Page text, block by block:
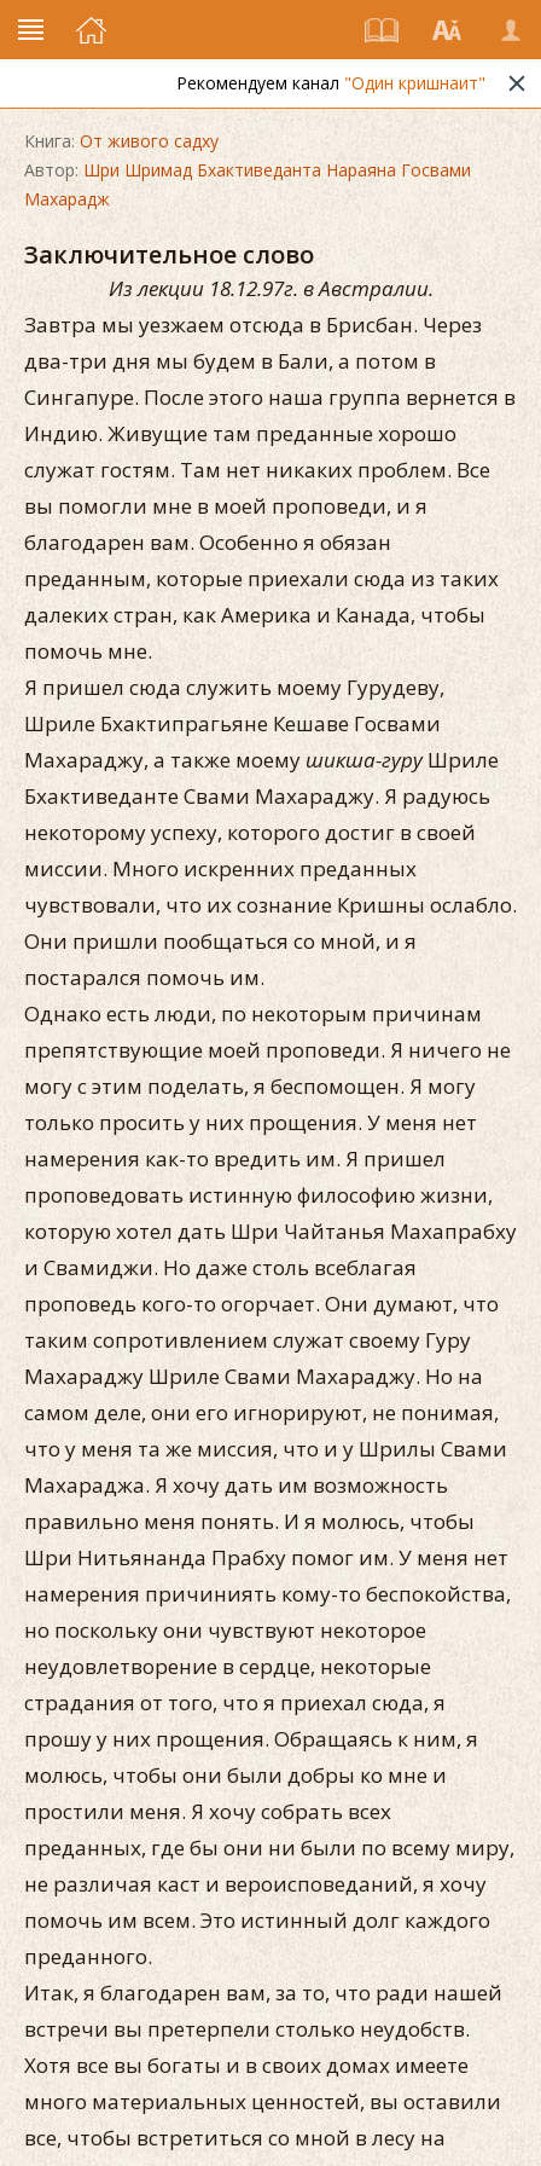
Рекомендуем канал"Один кришнаит"
Книга: От живого садху
Автор: Шри Шримад Бхактиведанта Нараяна Госвами
Махарадж
Заключительное слово
Из лекции 18.12.97г. в Австралии.
Завтра мы уезжаем отсюда в Брисбан. Через
два-три дня мы будем в Бали, а потом в
Сингапуре. После этого наша группа вернется в
Индию. Живущие там преданные хорошо
служат гостям. Там нет никаких проблем. Все
вы помогли мне в моей проповеди, и я
благодарен вам. Особенно я обязан
преданным, которые приехали сюда из таких
далеких стран, как Америка и Канада, чтобы
помочь мне.
Я пришел сюда служить моему Гурудеву,
Шриле Бхактипрагьяне Кешаве Госвами
Махараджу, а также моему шикша-гуруШриле
Бхактиведанте Свами Махараджу. Я радуюсь
неко­торому успеху, которого достиг в своей
миссии. Много искрен­них преданных
чувствовали, что их сознание Кришны ослабло.
Они пришли пообщаться со мной, и я
постарался помочь им.
Однако есть люди, по некоторым причинам
препятствую­щие моей проповеди. Я ничего не
могу с этим поделать, я бес­помощен. Я могу
только просить у них прощения. У меня нет
намерения как-то вредить им. Я пришел
проповедовать истин­ную философию жизни,
которую хотел дать Шри Чайтанья Махапрабху
и Свамиджи. Но даже столь всеблагая
проповедь кого-то огорчает. Они думают, что
таким сопротивлением слу­жат своему Гуру
Махараджу Шриле Свами Махараджу. Но на
самом деле, они его игнорируют, не понимая,
что у меня та же миссия, что и у Шрилы Свами
Махараджа. Я хочу дать им воз­можность
правильно меня понять. И я молюсь, чтобы
Шри Нитьянанда Прабху помог им. У меня нет
намерения причиниять кому-то беспокойства,
но поскольку они чувствуют не­которое
неудовлетворение в сердце, некоторые
страдания от того, что я приехал сюда, я
прошу у них прощения. Обращаясь к ним, я
молюсь, чтобы они были добры ко мне и
простили ме­ня. Я хочу собрать всех
преданных, где бы они ни были по все­му миру,
не различая каст и вероисповеданий, я хочу
помочь им всем. Это истинный долг каждого
преданного.
Итак, я благодарен вам, за то, что ради нашей
встречи вы пре­терпели столько неудобств.
Хотя все вы богаты и в своих домах имеете
много материальных ценностей, вы оставили
все, чтобы встретиться со мной в лесу на